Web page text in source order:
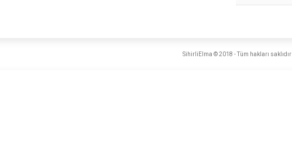
SihirliElma © 2018 - Tüm hakları saklıdır